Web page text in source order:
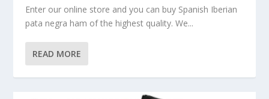
Enter our online store and you can buy Spanish Iberian
pata negra ham of the highest quality. We...
READ MORE